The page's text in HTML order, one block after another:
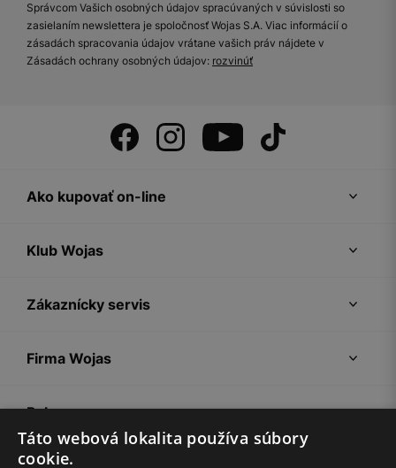
Správcom Vašich osobných údajov spracúvaných v súvislosti so
zasielaním newslettera je spoločnosť Wojas S.A. Viac informácií o
zásadách spracovania údajov vrátane vašich práv nájdete v
Zásadách ochrany osobných údajov: rozvinúť
Ako kupovať on-line
Klub Wojas
Zákaznícky servis
Firma Wojas
Pokyny
Táto webová lokalita používa súbory
cookie.